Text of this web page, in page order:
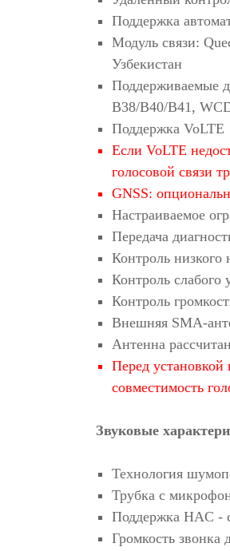
Поддержка
Модуль связи:
Узбекистан
Поддерживаемые
B38/B40/B41,
Поддержка VoLTE
Если VoLTE
голосовой связи
GNSS:
Настраиваемое
Передача
Контроль низкого
Контроль слабого
Контроль
Внешняя SMA-
Антенна
Перед установкой
совместимость
Звуковые
Технология
Трубка с
Поддержка HAC -
Громкость